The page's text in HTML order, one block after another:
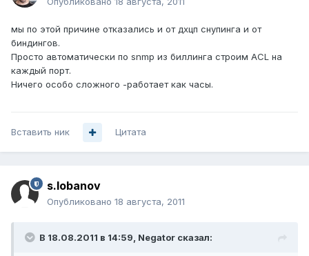
мы по этой причине отказались и от дхцп снупинга и от
биндингов.
Просто автоматически по snmp из биллинга строим ACL на
каждый порт.
Ничего особо сложного -работает как часы.
Вставить ник Цитата
s.lobanov
Опубликовано 18 августа, 2011
В 18.08.2011 в 14:59, Negator сказал: